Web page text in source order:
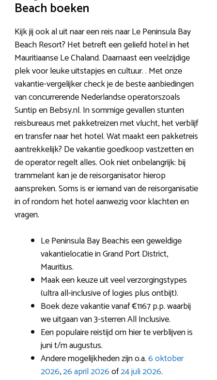
Beach boeken
Kijk jij ook al uit naar een reis naar Le Peninsula Bay
Beach Resort? Het betreft een geliefd hotel in het
Mauritiaanse Le Chaland. Daarnaast een veelzijdige
plek voor leuke uitstapjes en cultuur. . Met onze
vakantie-vergelijker check je de beste aanbiedingen
van concurrerende Nederlandse operatorszoals
Suntip en Bebsy.nl. In sommige gevallen stunten
reisbureaus met pakketreizen met vlucht, het verblijf
en transfer naar het hotel. Wat maakt een pakketreis
aantrekkelijk? De vakantie goedkoop vastzetten en
de operator regelt alles. Ook niet onbelangrijk: bij
trammelant kan je de reisorganisator hierop
aanspreken. Soms is er iemand van de reisorganisatie
in of rondom het hotel aanwezig voor klachten en
vragen.
Le Peninsula Bay Beachis een geweldige
vakantielocatie in Grand Port District,
Mauritius.
Maak een keuze uit veel verzorgingstypes
(ultra all-inclusive of logies plus ontbijt).
Boek deze vakantie vanaf €1167 p.p. waarbij
we uitgaan van 3-sterren All Inclusive.
Een populaire reistijd om hier te verblijven is
juni t/m augustus.
Andere mogelijkheden zijn o.a.6 oktober
2026,26 april 2026of24 juli 2026.